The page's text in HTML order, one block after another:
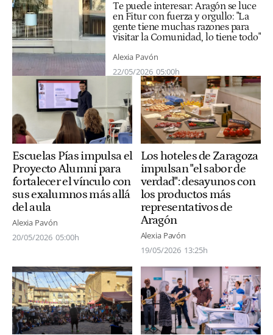
Te puede interesar: Aragón se luce
en Fitur con fuerza y orgullo: "La
gente tiene muchas razones para
visitar la Comunidad, lo tiene todo"
Alexia Pavón
22/05/2026 05:00h
Escuelas Pías impulsa el
Proyecto Alumni para
fortalecer el vínculo con
sus exalumnos más allá
del aula
Alexia Pavón
20/05/2026 05:00h
Los hoteles de Zaragoza
impulsan "el sabor de
verdad": desayunos con
los productos más
representativos de
Aragón
Alexia Pavón
19/05/2026 13:25h